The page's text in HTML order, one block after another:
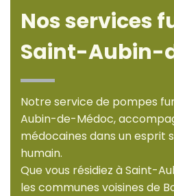
Nos services
Saint-Aubin-
Notre service de pompes
Aubin-de-Médoc,
médocaines dans un esprit
humain.
Que vous résidiez à Saint-
les communes voisines de